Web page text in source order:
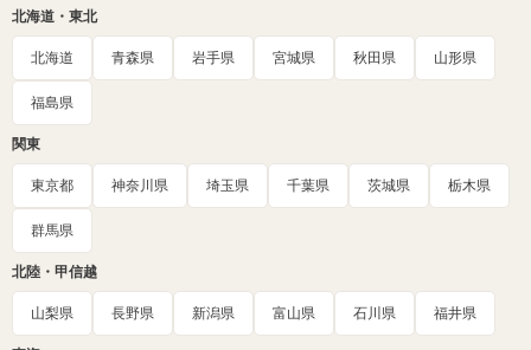
北海道・東北
北海道 青森県 岩手県 宮城県 秋田県 山形県
福島県
関東
東京都 神奈川県 埼玉県 千葉県 茨城県 栃木県
群馬県
北陸・甲信越
山梨県 長野県 新潟県 富山県 石川県 福井県